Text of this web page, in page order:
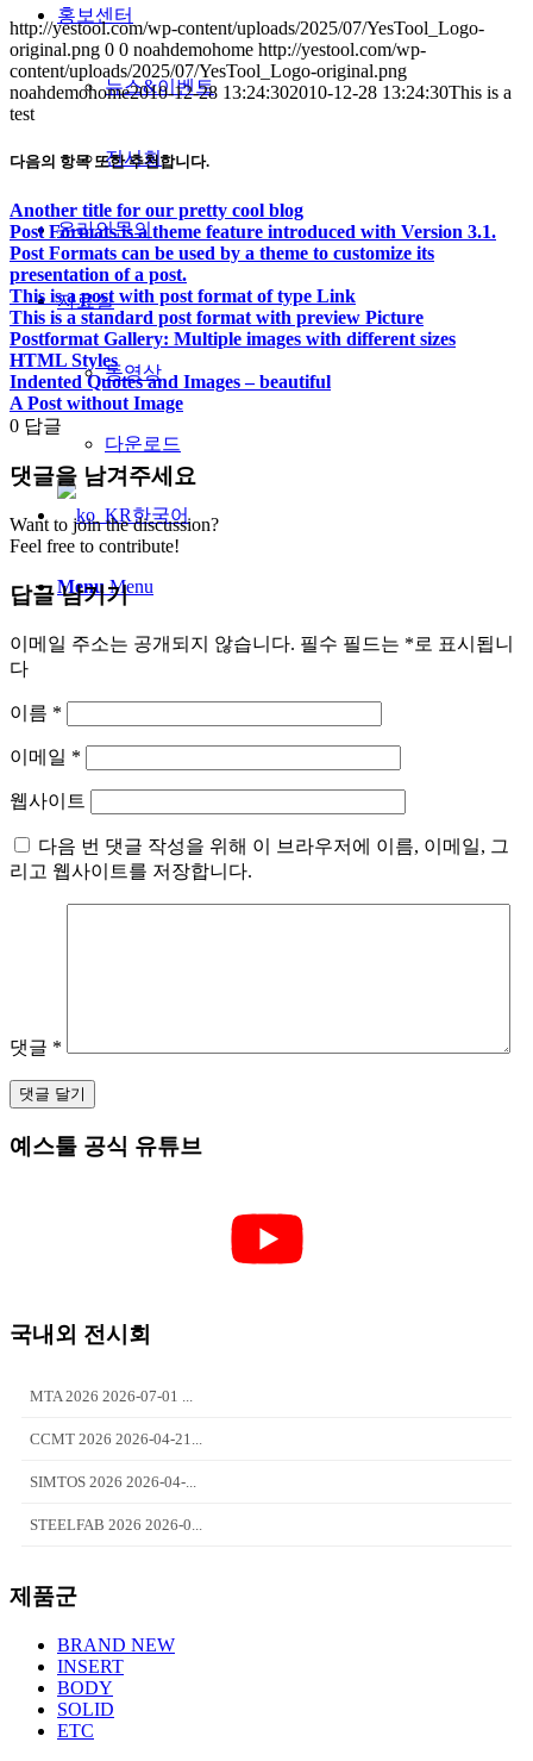
홍보센터
뉴스&이벤트
전시회
온라인문의
자료실
동영상
다운로드
한국어
Menu Menu
http://yestool.com/wp-content/uploads/2025/07/YesTool_Logo-
original.png 0 0 noahdemohome http://yestool.com/wp-
content/uploads/2025/07/YesTool_Logo-original.png
noahdemohome2010-12-28 13:24:302010-12-28 13:24:30This is a
test
다음의 항목 또한 추천합니다.
Another title for our pretty cool blog
Post Formats is a theme feature introduced with Version 3.1.
Post Formats can be used by a theme to customize its
presentation of a post.
This is a post with post format of type Link
This is a standard post format with preview Picture
Postformat Gallery: Multiple images with different sizes
HTML Styles
Indented Quotes and Images – beautiful
A Post without Image
0 답글
댓글을 남겨주세요
Want to join the discussion?
Feel free to contribute!
답글 남기기
이메일 주소는 공개되지 않습니다. 필수 필드는 *로 표시됩니
다
이름 *
이메일 *
웹사이트
다음 번 댓글 작성을 위해 이 브라우저에 이름, 이메일, 그
리고 웹사이트를 저장합니다.
댓글 *
예스툴 공식 유튜브
국내외 전시회
MTA 2026 2026-07-01 ...
CCMT 2026 2026-04-21...
SIMTOS 2026 2026-04-...
STEELFAB 2026 2026-0...
제품군
BRAND NEW
INSERT
BODY
SOLID
ETC